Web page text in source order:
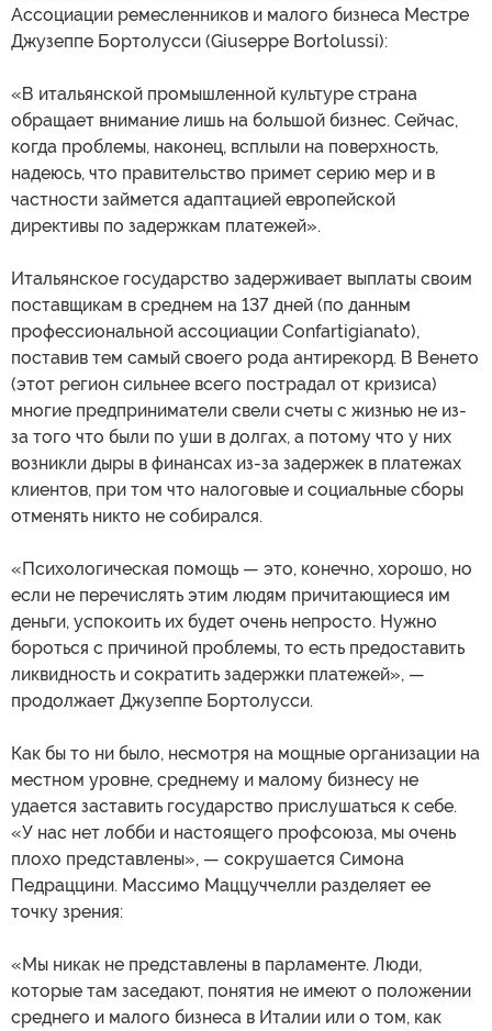
Ассоциации ремесленников и малого бизнеса Местре
Джузеппе Бортолусси (Giuseppe Bortolussi):
«В итальянской промышленной культуре страна
обращает внимание лишь на большой бизнес. Сейчас,
когда проблемы, наконец, всплыли на поверхность,
надеюсь, что правительство примет серию мер и в
частности займется адаптацией европейской
директивы по задержкам платежей».
Итальянское государство задерживает выплаты своим
поставщикам в среднем на 137 дней (по данным
профессиональной ассоциации Confartigianato),
поставив тем самый своего рода антирекорд. В Венето
(этот регион сильнее всего пострадал от кризиса)
многие предприниматели свели счеты с жизнью не из-
за того что были по уши в долгах, а потому что у них
возникли дыры в финансах из-за задержек в платежах
клиентов, при том что налоговые и социальные сборы
отменять никто не собирался.
«Психологическая помощь — это, конечно, хорошо, но
если не перечислять этим людям причитающиеся им
деньги, успокоить их будет очень непросто. Нужно
бороться с причиной проблемы, то есть предоставить
ликвидность и сократить задержки платежей», —
продолжает Джузеппе Бортолусси.
Как бы то ни было, несмотря на мощные организации на
местном уровне, среднему и малому бизнесу не
удается заставить государство прислушаться к себе.
«У нас нет лобби и настоящего профсоюза, мы очень
плохо представлены», — сокрушается Симона
Педраццини. Массимо Маццуччелли разделяет ее
точку зрения:
«Мы никак не представлены в парламенте. Люди,
которые там заседают, понятия не имеют о положении
среднего и малого бизнеса в Италии или о том, как